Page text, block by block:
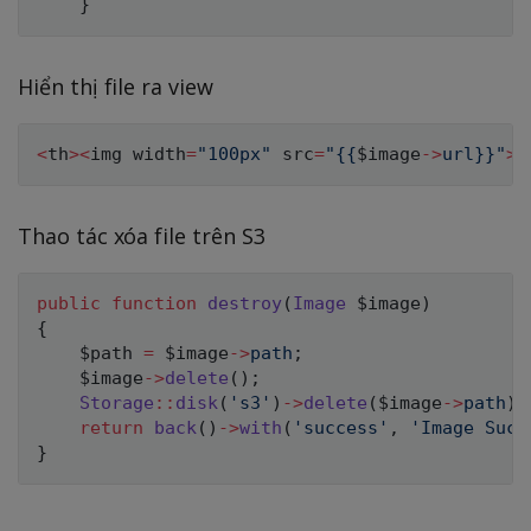
}
Hiển thị file ra view
<th><img width="100px" src="{{$image->url}}">
Thao tác xóa file trên S3
public function destroy ( Image $image )
{
$path = $image->path ;
$image->delete ( ) ;
Storage :: disk( 's3' ) ->delete ( $image->path )
return
back( ) ->with ( 'success' ,
'Image
}